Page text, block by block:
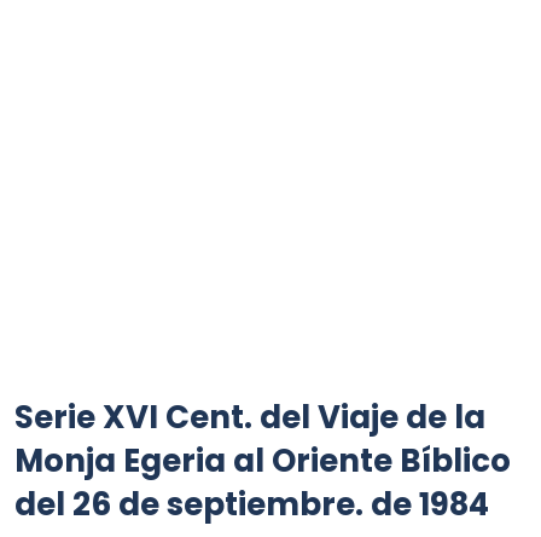
Serie XVI Cent. del Viaje de la
Monja Egeria al Oriente Bíblico
del 26 de septiembre. de 1984